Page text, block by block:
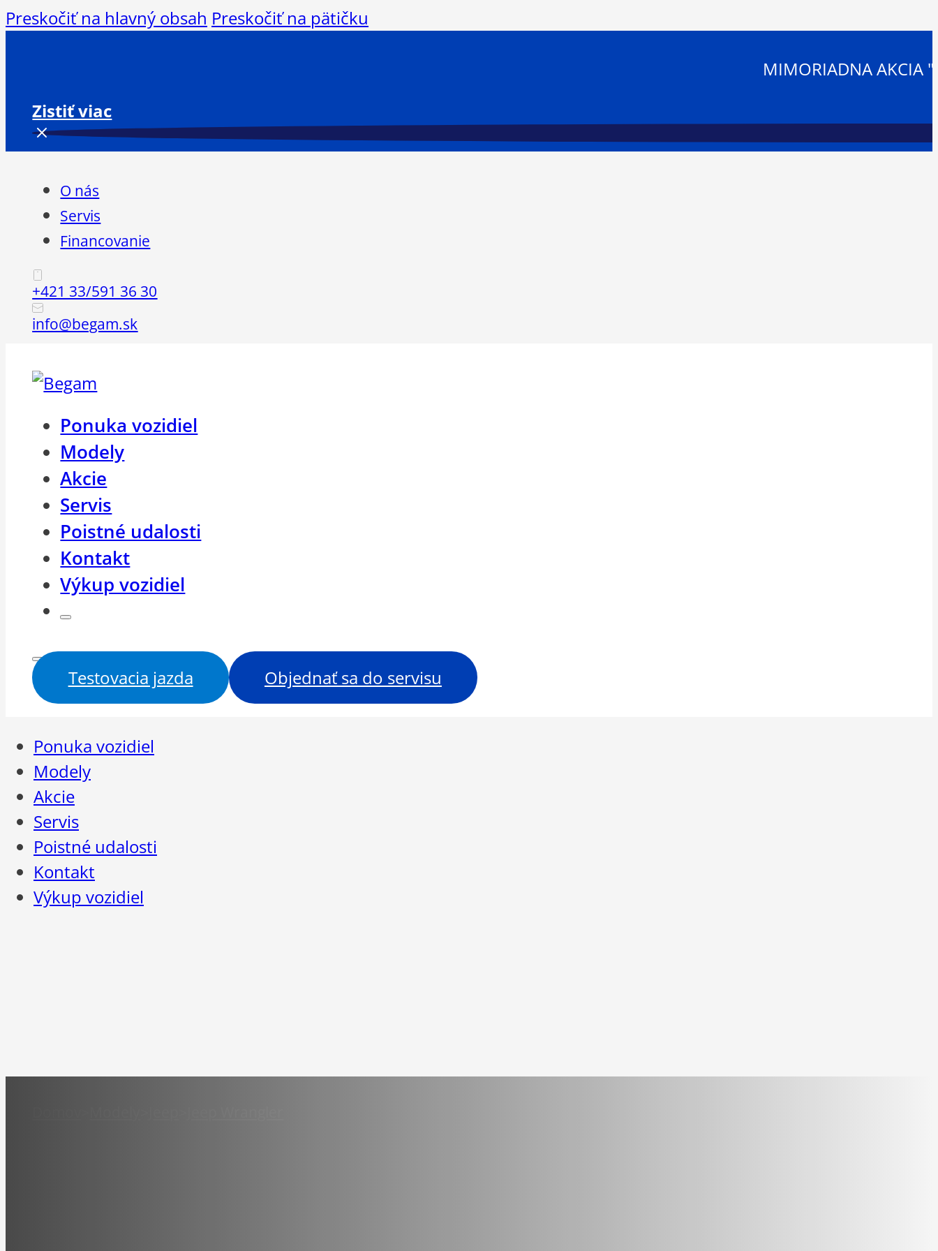
Preskočiť na hlavný obsah Preskočiť na pätičku
MIMORIADNA AKCIA "
Zistiť viac
O nás
Servis
Financovanie
+421 33/591 36 30
info@begam.sk
Ponuka vozidiel
Modely
Akcie
Servis
Poistné udalosti
Kontakt
Výkup vozidiel
Testovacia jazda Objednať sa do servisu
Ponuka vozidiel
Modely
Akcie
Servis
Poistné udalosti
Kontakt
Výkup vozidiel